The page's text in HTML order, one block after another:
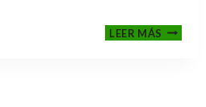
LEER MÁSCENA-